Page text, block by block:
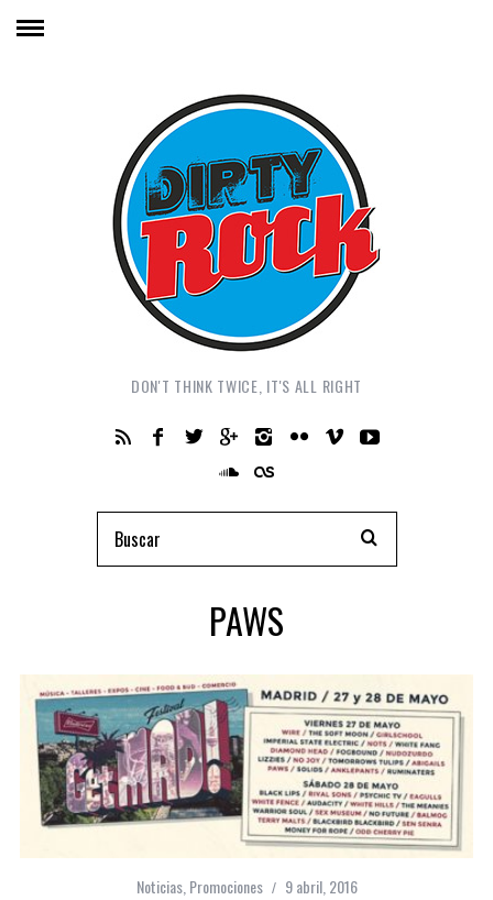
DON'T THINK TWICE, IT'S ALL RIGHT
PAWS
Noticias, Promociones 9 abril, 2016